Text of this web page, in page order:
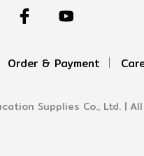
Order & Payment
Supplies Co., Ltd. |